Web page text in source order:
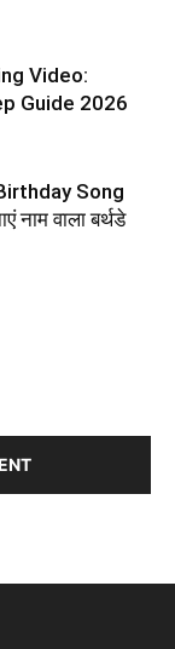
Video:
Guide 2026
Song
नाम वाला बर्थडे